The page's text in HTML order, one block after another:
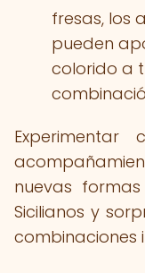
fresas, los
pueden
colorido a
Experimentar
nuevas
Sicilianos y
combinaciones